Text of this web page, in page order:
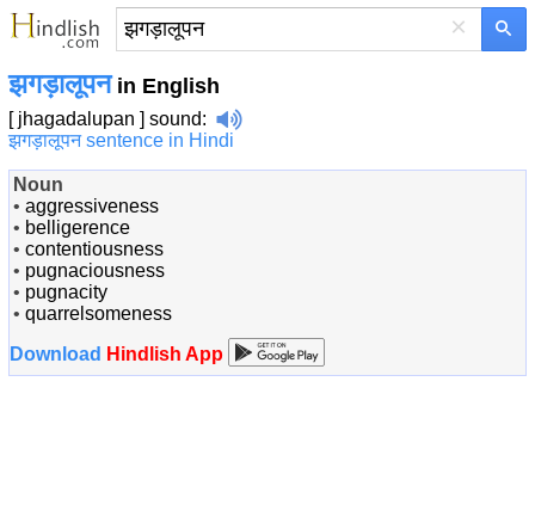
×
झगड़ालूपनin English
[ jhagadalupan ] sound:
झगड़ालूपन sentence in Hindi
Noun
• aggressiveness
• belligerence
• contentiousness
• pugnaciousness
• pugnacity
• quarrelsomeness
Download Hindlish App